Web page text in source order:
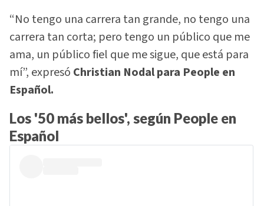
“No tengo una carrera tan grande, no tengo una
carrera tan corta; pero tengo un público que me
ama, un público fiel que me sigue, que está para
mí”, expresó Christian Nodal para People en
Español.
Los '50 más bellos', según People en
Español